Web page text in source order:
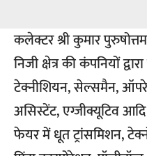
कलेक्टर श्री कुमार
निजी क्षेत्र की कंपनियों
टेक्नीशियन, सेल्समैन,
असिस्टेंट, एग्जीक्यूटिव
फेयर में धूत ट्रांसमिशन,